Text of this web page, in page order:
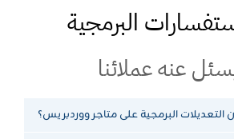
البرمجية
عنه عملائنا
البرمجية على متاجر ووردبريس؟